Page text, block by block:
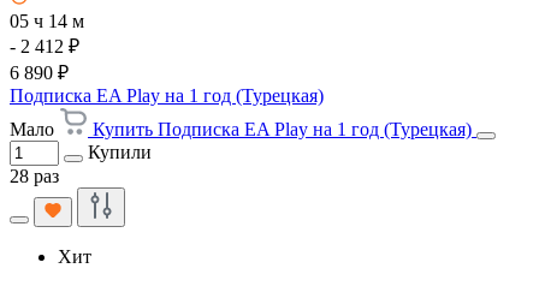
05 ч 14 м
- 2 412 ₽
6 890 ₽
Подписка EA Play на 1 год (Турецкая)
Мало
Купить Подписка EA Play на 1 год (Турецкая)
Купили
28 раз
Хит